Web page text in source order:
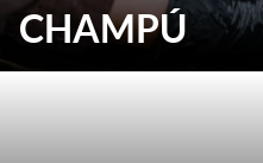
CHAMPÚ